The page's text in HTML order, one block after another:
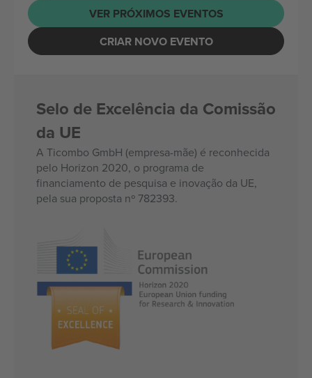
VER PRÓXIMOS EVENTOS
CRIAR NOVO EVENTO
Selo de Excelência da Comissão
da UE
A Ticombo GmbH (empresa-mãe) é reconhecida
pelo Horizon 2020, o programa de
financiamento de pesquisa e inovação da UE,
pela sua proposta nº 782393.